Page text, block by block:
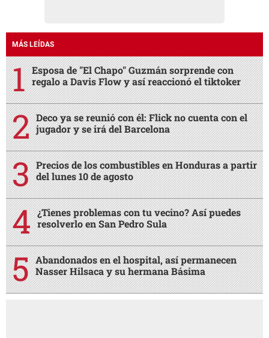
MÁS LEÍDAS
Esposa de "El Chapo" Guzmán sorprende con
regalo a Davis Flow y así reaccionó el tiktoker
Deco ya se reunió con él: Flick no cuenta con el
jugador y se irá del Barcelona
Precios de los combustibles en Honduras a partir
del lunes 10 de agosto
¿Tienes problemas con tu vecino? Así puedes
resolverlo en San Pedro Sula
Abandonados en el hospital, así permanecen
Nasser Hilsaca y su hermana Básima